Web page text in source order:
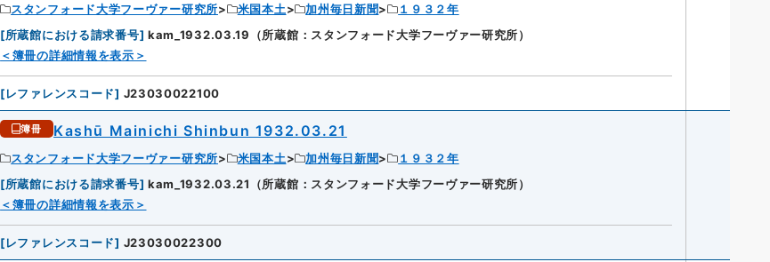
スタンフォード大学フーヴァー研究所 米国本土 加州毎日新聞
１９３２年
[所蔵館における請求番号] kam_1932.03.19（所蔵館：スタンフォード大学フーヴァー研究所）
＜簿冊の詳細情報を表示＞
[レファレンスコード] J23030022100
簿冊 Kashū Mainichi Shinbun 1932.03.21
スタンフォード大学フーヴァー研究所 米国本土 加州毎日新聞
１９３２年
[所蔵館における請求番号] kam_1932.03.21（所蔵館：スタンフォード大学フーヴァー研究所）
＜簿冊の詳細情報を表示＞
[レファレンスコード] J23030022300